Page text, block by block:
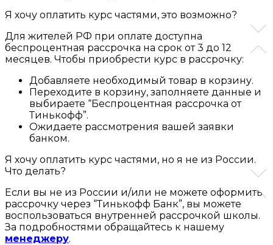
Я хочу оплатить курс частями, это возможно?
Для жителей РФ при оплате доступна
беспроцентная рассрочка на срок от 3 до 12
месяцев. Чтобы приобрести курс в рассрочку:
Добавляете необходимый товар в корзину.
Переходите в корзину, заполняете данные и
выбираете “Беспроцентная рассрочка от
Тинькофф”.
Ожидаете рассмотрения вашей заявки
банком.
Я хочу оплатить курс частями, но я не из России.
Что делать?
Если вы не из России и/или не можете оформить
рассрочку через “Тинькофф Банк”, вы можете
воспользоваться внутренней рассрочкой школы.
За подробностями обращайтесь к нашему
менеджеру.